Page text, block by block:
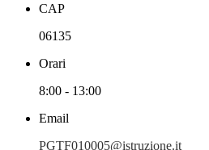
CAP
06135
Orari
8:00 - 13:00
Email
PGTF010005@istruzione.it